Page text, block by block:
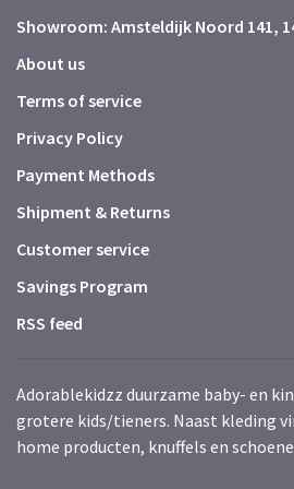
Showroom: Amsteldijk Noord 141,
About us
Terms of service
Privacy Policy
Payment Methods
Shipment & Returns
Customer service
Savings Program
RSS feed
Adorablekidzz duurzame baby- en
grotere kids/tieners. Naast kleding
home producten, knuffels en